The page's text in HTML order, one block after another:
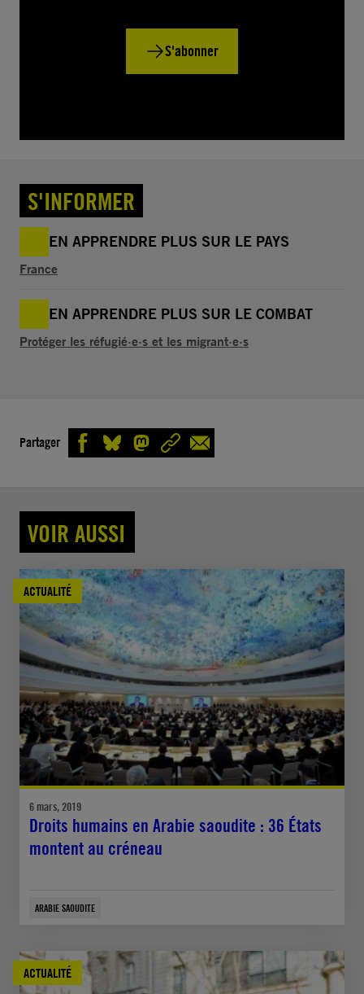
S'abonner
S'INFORMER
EN APPRENDRE PLUS SUR LE PAYS
France
EN APPRENDRE PLUS SUR LE COMBAT
Protéger les réfugié·e·s et les migrant·e·s
Partager
VOIR AUSSI
ACTUALITÉ
6 mars, 2019
Droits humains en Arabie saoudite : 36 États
montent au créneau
ARABIE SAOUDITE
ACTUALITÉ